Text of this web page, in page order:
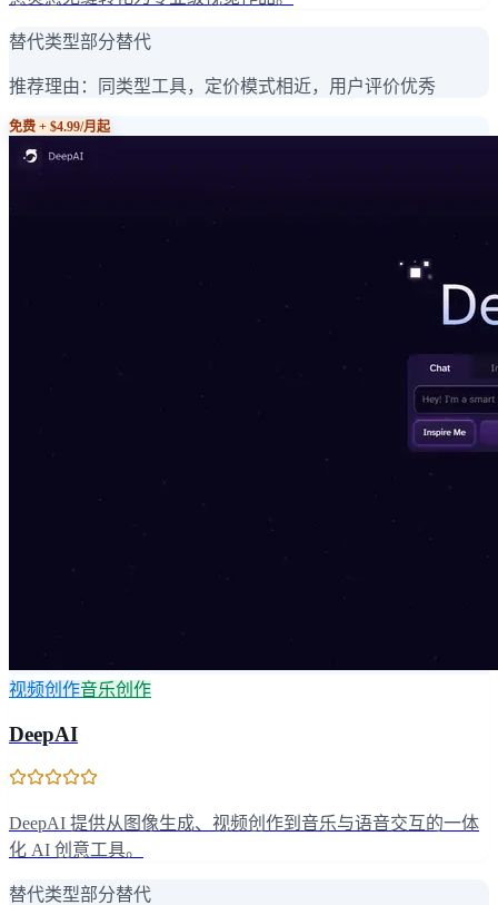
替代类型部分替代
推荐理由： 同类型工具，定价模式相近，用户评价优秀
免费 + $4.99/月起
视频创作音乐创作
DeepAI
DeepAI 提供从图像生成、视频创作到音乐与语音交互的一体
化 AI 创意工具。
替代类型部分替代